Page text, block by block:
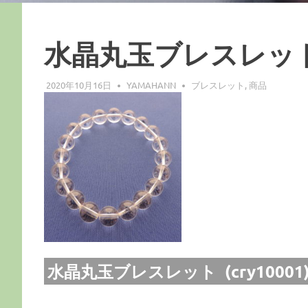
水晶丸玉ブレスレッ
2020年10月16日 YAMAHANN ブレスレット ,商品
水晶丸玉ブレスレット